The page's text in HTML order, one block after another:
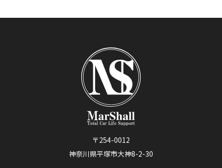
〒254-0012
神奈川県平塚市大神8-2-30